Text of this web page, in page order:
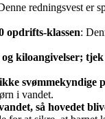
redningsvest er
opdrifts-klassen:
kiloangivelser; tjek
svømmekyndige
i vandet.
så hovedet